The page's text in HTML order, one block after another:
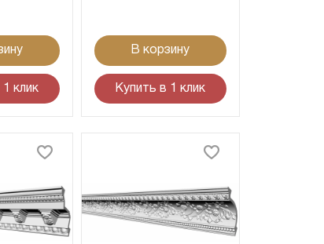
1 клик
В корзину
Купить в 1 клик